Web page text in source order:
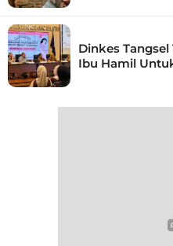
Dinkes
Ibu Hamil